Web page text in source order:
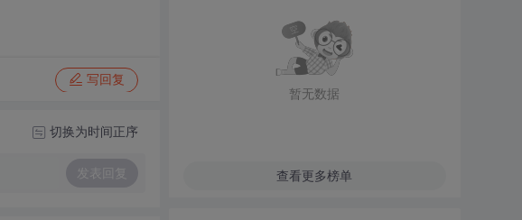
写回复
切换为时间正序
发表回复
暂无数据
查看更多榜单